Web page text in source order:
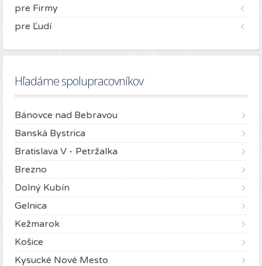
pre Firmy
pre Ľudí
Hľadáme spolupracovníkov
Bánovce nad Bebravou
Banská Bystrica
Bratislava V - Petržalka
Brezno
Dolný Kubín
Gelnica
Kežmarok
Košice
Kysucké Nové Mesto